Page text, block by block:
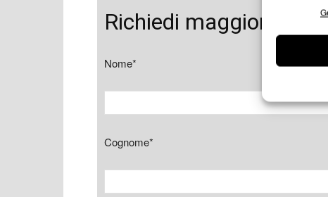
Richiedi maggiori
Nome*
Cognome*